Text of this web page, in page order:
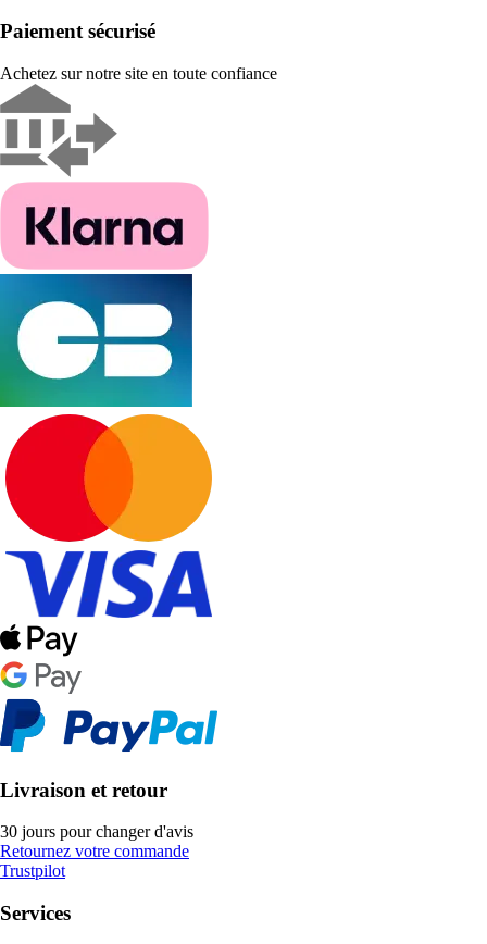
Paiement sécurisé
Achetez sur notre site en toute confiance
Livraison et retour
30 jours pour changer d'avis
Retournez votre commande
Trustpilot
Services